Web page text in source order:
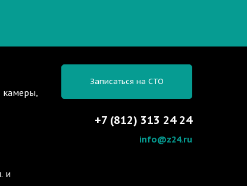
камеры,
и
Записаться на СТО
+7 (812) 313 24 24
info@z24.ru